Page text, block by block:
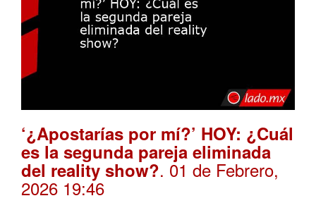
‘¿Apostarías por mí?’ HOY: ¿Cuál
es la segunda pareja eliminada
del reality show?. 01 de Febrero,
2026 19:46